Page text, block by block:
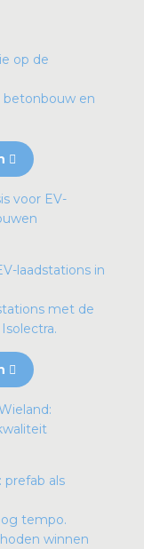
op de
betonbouw en
laadstations in
met de
als
tempo.
winnen